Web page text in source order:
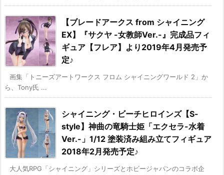
【ブレードアークス from シャイニング
EX】『サクヤ -女教師Ver.-』完成品フィ
ギュア【フレア】より2019年4月発売予
定♪
画集「トニーズアートワークス フロム シャイニングワールド 2」か
ら、Tony氏 ...
シャイニング・ビーチヒロインズ【S-
style】神曲の竜騎士姫「エクセラ-水着
Ver.-」1/12 塗装済み組み立てフィギュア
2018年2月発売予定♪
大人気RPG「シャイニング」シリーズとホビージャパンのコラボ企